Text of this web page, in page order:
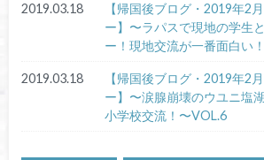
2019.03.18
【帰国後ブログ・2019年2
ー】〜ラパスで現地の学生
ー！現地交流が一番面白い
2019.03.18
【帰国後ブログ・2019年2
ー】〜涙腺崩壊のウユニ塩
小学校交流！〜VOL.6